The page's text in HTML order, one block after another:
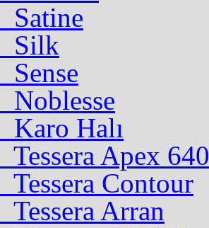
Satine
Silk
Sense
Noblesse
Karo Halı
Tessera Apex 640
Tessera Contour
Tessera Arran